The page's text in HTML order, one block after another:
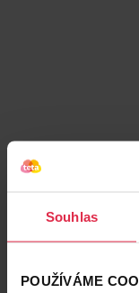
Souhlas
POUŽÍVÁME